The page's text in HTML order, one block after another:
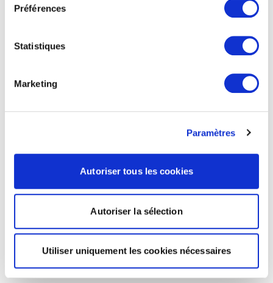
Préférences
Statistiques
Marketing
Paramètres
Autoriser tous les cookies
Autoriser la sélection
Utiliser uniquement les cookies nécessaires